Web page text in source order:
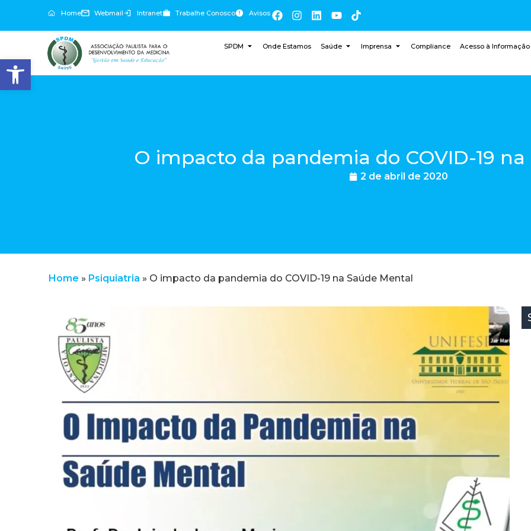
Abrir a barra de ferramentas
Home Webmail Intranet Trabalhe Conosco Avisos
SPDM Onde Estamos Saúde Imprensa Compliance Acesso à Informação
O impacto da pandemia do COVID-19
2 de abril de 2020
Home » Psiquiatria » O impacto da pandemia do COVID-19 na Saúde Mental